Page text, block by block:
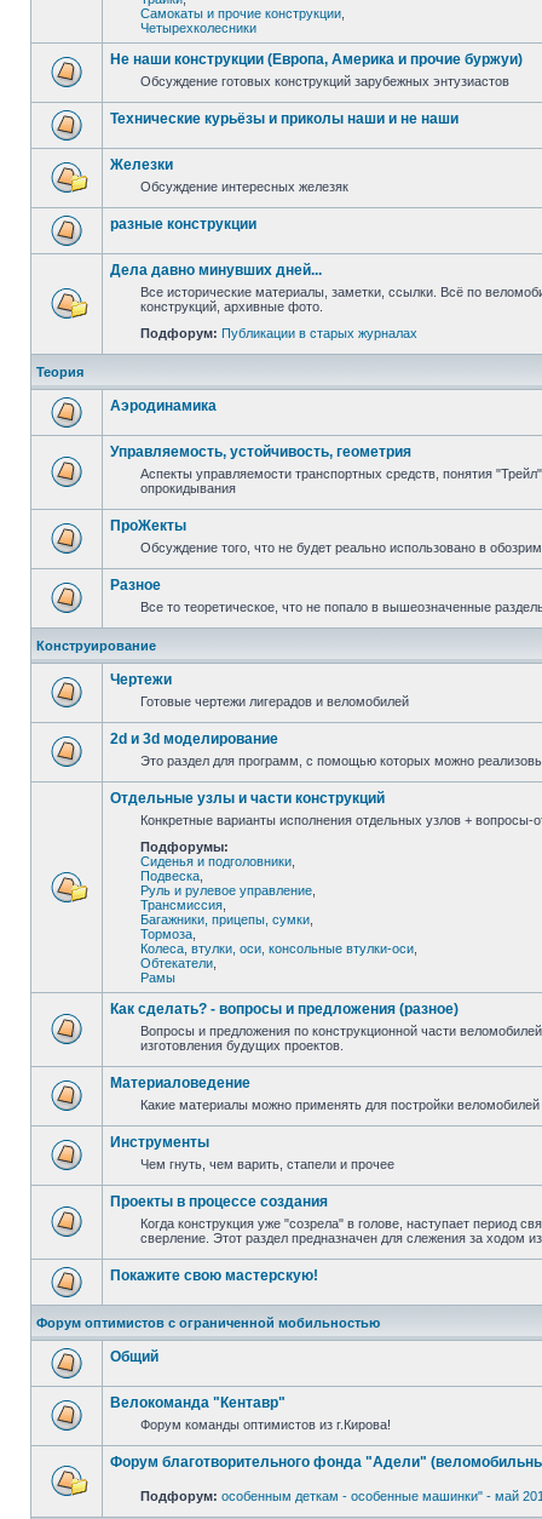
Самокаты и прочие конструкции
Четырехколесники
Не наши конструкции (Европа, Америка и прочие буржуи)
Обсуждение готовых конструкций зарубежных энтузиастов
Технические курьёзы и приколы наши и не наши
Железки
Обсуждение интересных железяк
разные конструкции
Дела давно минувших дней...
Все исторические материалы, заметки, ссылки. Всё по
конструкций, архивные фото.
Подфорум: Публикации в старых журналах
Теория
Аэродинамика
Управляемость, устойчивость, геометрия
Аспекты управляемости транспортных средств, понятия
опрокидывания
ПроЖекты
Обсуждение того, что не будет реально использовано в
Разное
Все то теоретическое, что не попало в вышеозначенные
Конструирование
Чертежи
Готовые чертежи лигерадов и веломобилей
2d и 3d моделирование
Это раздел для программ, с помощью которых можно
Отдельные узлы и части конструкций
Конкретные варианты исполнения отдельных узлов + вопросы-
Подфорумы:
Сиденья и подголовники
Подвеска
Руль и рулевое управление
Трансмиссия
Багажники, прицепы, сумки
Тормоза
Колеса, втулки, оси, консольные втулки-оси
Обтекатели
Рамы
Как сделать? - вопросы и предложения (разное)
Вопросы и предложения по конструкционной части
изготовления будущих проектов.
Материаловедение
Какие материалы можно применять для постройки
Инструменты
Чем гнуть, чем варить, стапели и прочее
Проекты в процессе создания
Когда конструкция уже "созрела" в голове, наступает период
сверление. Этот раздел предназначен для слежения за ходом
Покажите свою мастерскую!
Форум оптимистов с ограниченной мобильностью
Общий
Велокоманда "Кентавр"
Форум команды оптимистов из г.Кирова!
Форум благотворительного фонда "Адели"
Подфорум: особенным деткам - особенные машинки" - май